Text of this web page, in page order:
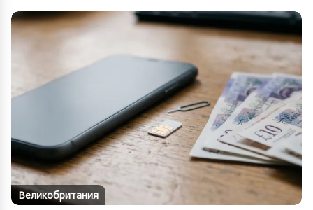
Великобритания